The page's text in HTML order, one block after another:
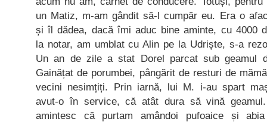
un Matiz, m-am gândit să-l cumpăr eu. Era o
și îl dădea, dacă îmi aduc bine aminte, cu 4000
la notar, am umblat cu Alin pe la Udriște, s-a
Un an de zile a stat Dorel parcat sub geamul
Gainățat de porumbei, pângărit de resturi de
vecini nesimțiți. Prin iarnă, lui M. i-au spart
avut-o în service, că atât dura să vină
amintesc că purtam amândoi pufoaice și